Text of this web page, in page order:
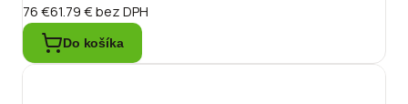
76 €61.79 €bez DPH
Do košíka